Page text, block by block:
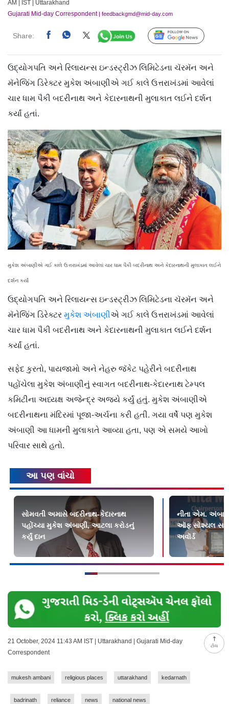
AM | IST | Uttarakhand
Gujarati Mid-day Correspondent| feedbackgmd@mid-day.com
Share: Follow Us
ટોચ
ઉદ્યોગપતિ અને રિલાયન્સ ઇન્ડસ્ટ્રીઝ લિમિટેડના ચૅરમૅન અને
મૅનેજિંગ ડિરેક્ટર મુકેશ અંબાણીએ ગઈ કાલે ઉત્તરાખંડમાં આવેલાં
ચાર ધામ પૈકી બદરીનાથ અને કેદારનાથની મુલાકાત લઈને દર્શન
કર્યાં હતાં.
મુકેશ અંબાણીએ ગઈ કાલે ઉત્તરાખંડમાં આવેલાં ચાર ધામ પૈકી બદરીનાથ અને કેદારનાથની મુલાકાત લઈને
દર્શન કર્યાં
ઉદ્યોગપતિ અને રિલાયન્સ ઇન્ડસ્ટ્રીઝ લિમિટેડના ચૅરમૅન અને
મૅનેજિંગ ડિરેક્ટર મુકેશ અંબાણીએ ગઈ કાલે ઉત્તરાખંડમાં આવેલાં
ચાર ધામ પૈકી બદરીનાથ અને કેદારનાથની મુલાકાત લઈને દર્શન
કર્યાં હતાં.
સફેદ કુરતો, પાયજામો અને નેહરુ જૅકેટ પહેરીને બદરીનાથ
પહોંચેલા મુકેશ અંબાણીનું સ્વાગત બદરીનાથ-કેદારનાથ ટેમ્પલ
કમિટીના અધ્યક્ષ અજેન્દ્ર અજયે કર્યું હતું. મુકેશ અંબાણીએ
બદરીનાથના મંદિરમાં પૂજા-અર્ચના કરી હતી. ગયા વર્ષે પણ મુકેશ
અંબાણી આ ધામની મુલાકાતે આવ્યા હતા, પણ એ સમયે આખો
પરિવાર સાથે હતો.
આ પણ વાંચો
સોમવતી અમાસે બદરીનાથ-કેદારનાથ
પહોંચ્યા મુકેશ અંબાણી, આટલા કરોડનું
કર્યું દાન
નીતા એમ.
ઑફ સોશ્યલ
અવૉર્ડ
21 October, 2024 11:43 AM IST | Uttarakhand | Gujarati Mid-day
Correspondent
mukesh ambani religious places uttarakhand kedarnath
badrinath reliance news national news